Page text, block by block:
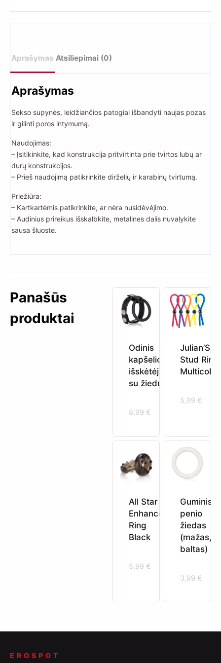
Aprašymas Atsiliepimai (0)
Aprašymas
Sekso supynės, leidžiančios patogiai išbandyti naujas pozas
ir gilinti poros intymumą.
Naudojimas:
– Įsitikinkite, kad konstrukcija pritvirtinta prie tvirtos lubų ar
durų konstrukcijos.
– Prieš naudojimą patikrinkite dirželių ir karabinų tvirtumą.
Priežiūra:
– Kartkartėmis patikrinkite, ar nėra nusidėvėjimo.
– Audinius prireikus išskalbkite, metalines dalis nuvalykite
sausa šluoste.
Panašūs
produktai
Odinis
kapšelio
išskėtėjas
su žiedu
8,99 €
Julian’S
Stud Ring
Multicolor
5,99 €
All Star
Enhancer
Ring
Black
5,99 €
Guminis
penio
žiedas
(mažas,
baltas)
3,99 €
EROSPOT